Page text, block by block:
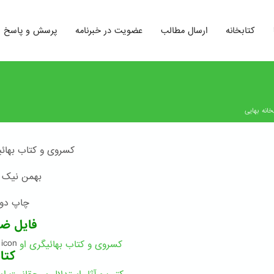
پرسش و پاسخ عضویت در خبرنامه ارسال مطالب کتابخانه
بهایی
کسروی و کتاب
بهمن
چاپ دوم
فایل
کسروی و کتاب بهائیگری او